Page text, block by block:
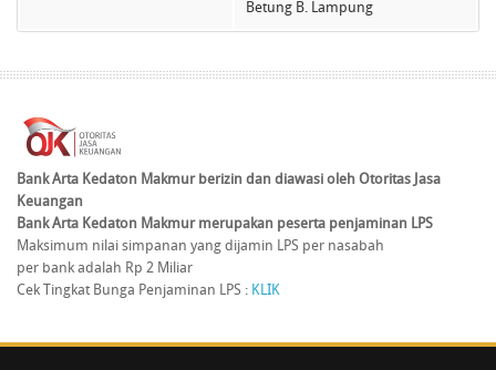
Betung B. Lampung
Bank Arta Kedaton Makmur berizin dan diawasi oleh Otoritas Jasa
Keuangan
Bank Arta Kedaton Makmur merupakan peserta penjaminan LPS
Maksimum nilai simpanan yang dijamin LPS per nasabah
per bank adalah Rp 2 Miliar
Cek Tingkat Bunga Penjaminan LPS : KLIK